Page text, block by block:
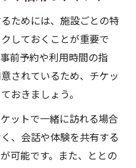
ためには、施設ごとの特
しておくことが重要で
前予約や利用時間の指
されているため、チケッ
おきましょう。
ットで一緒に訪れる場合
、会話や体験を共有する
可能です。また、ととの